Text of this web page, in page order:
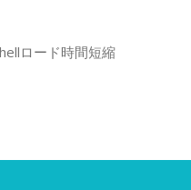
ロード時間短縮